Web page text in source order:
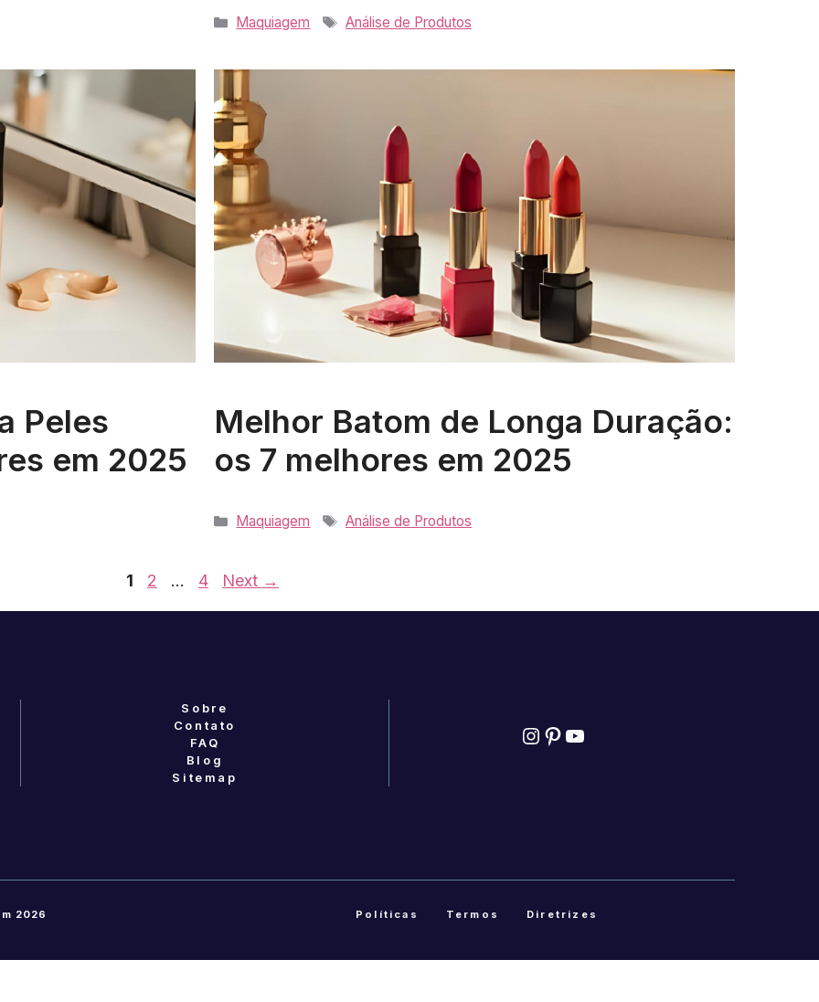
Categorias
Maquiagem Tags
Análise de Produtos
Peles
em 2025
Melhor Batom de Longa Duração:
os 7 melhores em 2025
Categorias
Maquiagem Tags
Análise de Produtos
Page
1 Page
2 … Page
4 Next →
Sobre
Contato
FAQ
Blog
Sitemap
Instagram
Pinterest
YouTube
2026 Políticas Termos Diretrizes